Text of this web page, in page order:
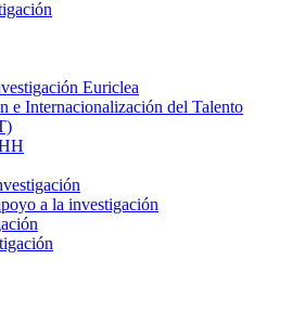
Euriclea
e Internacionalización del Talento
a la investigación